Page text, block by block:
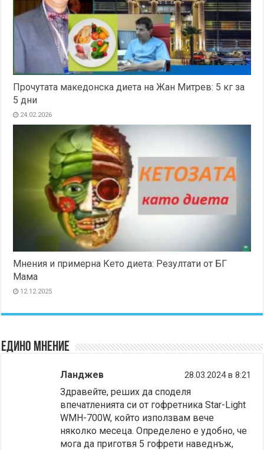
Прочутата македонска диета на Жан Митрев: 5 кг за
5 дни
24.02.2026
Мнения и примерна Кето диета: Резултати от БГ
Мама
12.12.2025
Едино мнение
Ланджев 28.03.2024 в 8:21
Здравейте, реших да споделя
впечатленията си от гофретника Star-Light
WMH-700W, който използвам вече
няколко месеца. Определено е удобно, че
мога да приготвя 5 гофрети наведнъж,